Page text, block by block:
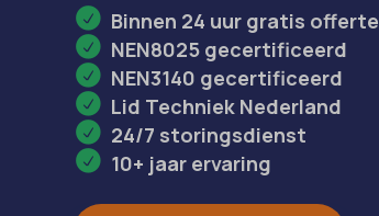
Binnen 24 uur gratis offerte
NEN8025 gecertificeerd
NEN3140 gecertificeerd
Lid Techniek Nederland
24/7 storingsdienst
10+ jaar ervaring